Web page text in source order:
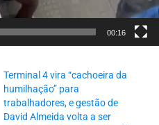
00:16
Terminal 4 vira “cachoeira da
humilhação” para
trabalhadores, e gestão de
David Almeida volta a ser